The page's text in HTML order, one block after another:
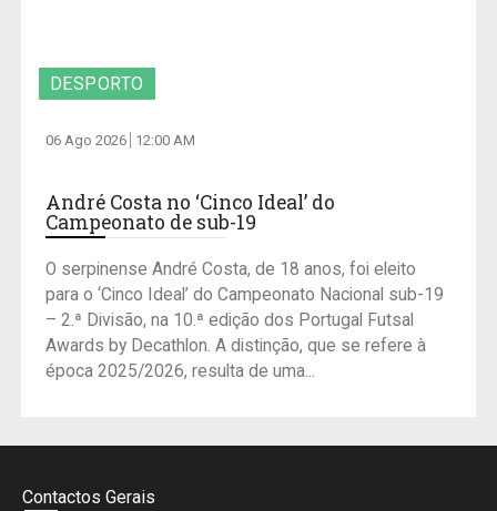
DESPORTO
06 Ago 2026 12:00 AM
André Costa no ‘Cinco Ideal’ do
Campeonato de sub-19
O serpinense André Costa, de 18 anos, foi eleito
para o ‘Cinco Ideal’ do Campeonato Nacional sub-19
– 2.ª Divisão, na 10.ª edição dos Portugal Futsal
Awards by Decathlon. A distinção, que se refere à
época 2025/2026, resulta de uma...
Contactos Gerais